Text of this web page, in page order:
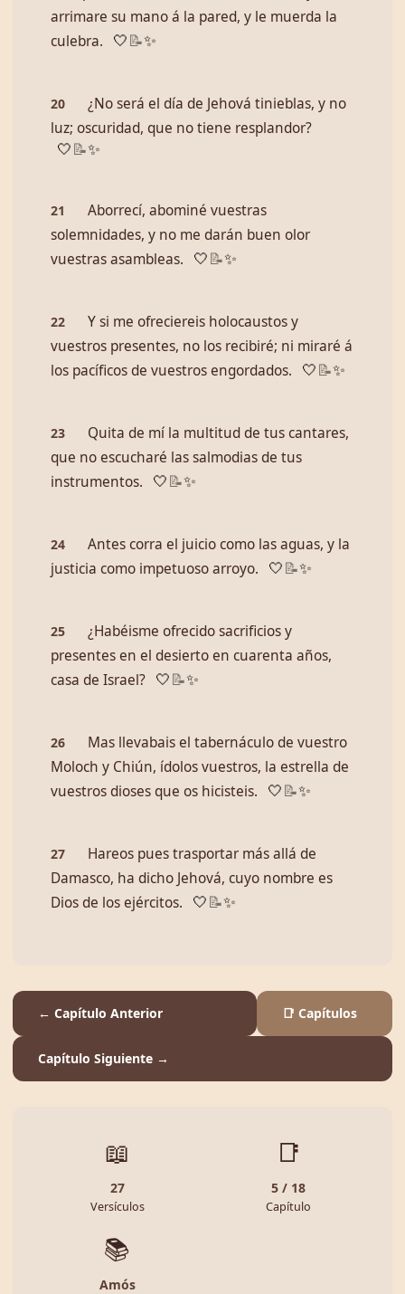
arrimare su mano á la pared, y le muerda la
culebra.
🤍 📝✨
20
¿No será el día de Jehová tinieblas, y no
luz; oscuridad, que no tiene resplandor?
🤍 📝✨
21
Aborrecí, abominé vuestras
solemnidades, y no me darán buen olor
vuestras asambleas.
🤍 📝✨
22
Y si me ofreciereis holocaustos y
vuestros presentes, no los recibiré; ni miraré á
los pacíficos de vuestros engordados.
🤍 📝✨
23
Quita de mí la multitud de tus cantares,
que no escucharé las salmodias de tus
instrumentos.
🤍 📝✨
24
Antes corra el juicio como las aguas, y la
justicia como impetuoso arroyo.
🤍 📝✨
25
¿Habéisme ofrecido sacrificios y
presentes en el desierto en cuarenta años,
casa de Israel?
🤍 📝✨
26
Mas llevabais el tabernáculo de vuestro
Moloch y Chiún, ídolos vuestros, la estrella de
vuestros dioses que os hicisteis.
🤍 📝✨
27
Hareos pues trasportar más allá de
Damasco, ha dicho Jehová, cuyo nombre es
Dios de los ejércitos.
🤍 📝✨
← Capítulo Anterior 📑 Capítulos
Capítulo Siguiente →
📖
27
Versículos
📑
5 / 18
Capítulo
📚
Amós